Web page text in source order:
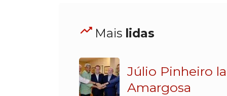
Mais lidas
Júlio Pinheiro
Amargosa